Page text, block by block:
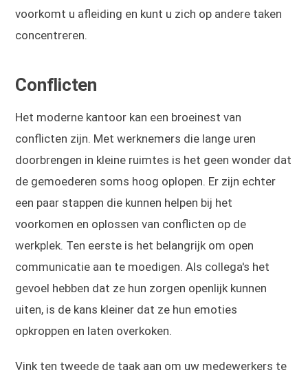
voorkomt u afleiding en kunt u zich op andere taken
concentreren.
Conflicten
Het moderne kantoor kan een broeinest van
conflicten zijn. Met werknemers die lange uren
doorbrengen in kleine ruimtes is het geen wonder dat
de gemoederen soms hoog oplopen. Er zijn echter
een paar stappen die kunnen helpen bij het
voorkomen en oplossen van conflicten op de
werkplek. Ten eerste is het belangrijk om open
communicatie aan te moedigen. Als collega's het
gevoel hebben dat ze hun zorgen openlijk kunnen
uiten, is de kans kleiner dat ze hun emoties
opkroppen en laten overkoken.
Vink ten tweede de taak aan om uw medewerkers te